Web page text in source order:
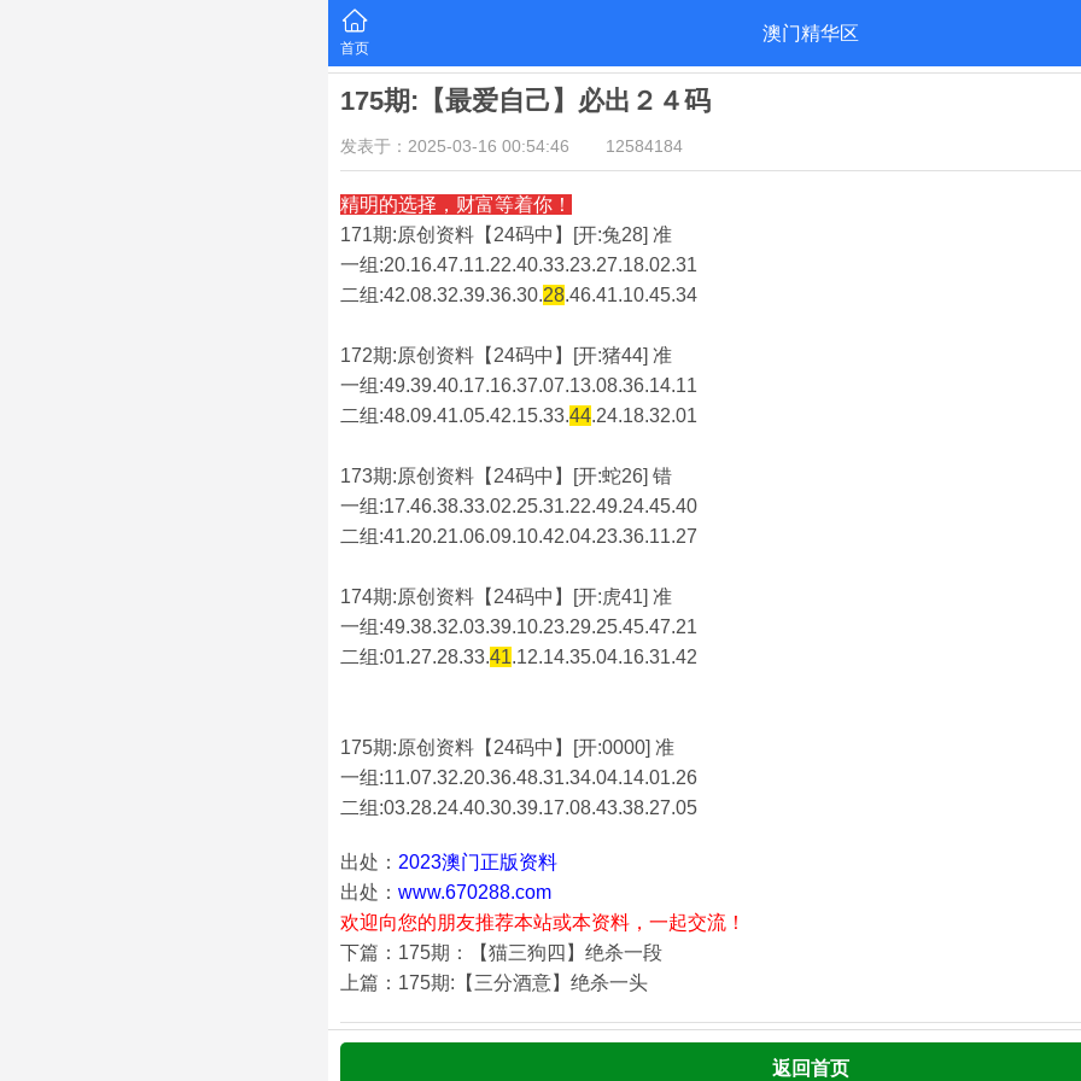
首页
澳门精华区
175期:【最爱自己】必出２４码
发表于：2025-03-16 00:54:46 12584184
精明的选择，财富等着你！
171期:原创资料【24码中】[开:兔28] 准
一组:20.16.47.11.22.40.33.23.27.18.02.31
二组:42.08.32.39.36.30.28.46.41.10.45.34
172期:原创资料【24码中】[开:猪44] 准
一组:49.39.40.17.16.37.07.13.08.36.14.11
二组:48.09.41.05.42.15.33.44.24.18.32.01
173期:原创资料【24码中】[开:蛇26] 错
一组:17.46.38.33.02.25.31.22.49.24.45.40
二组:41.20.21.06.09.10.42.04.23.36.11.27
174期:原创资料【24码中】[开:虎41] 准
一组:49.38.32.03.39.10.23.29.25.45.47.21
二组:01.27.28.33.41.12.14.35.04.16.31.42
175期:原创资料【24码中】[开:0000] 准
一组:11.07.32.20.36.48.31.34.04.14.01.26
二组:03.28.24.40.30.39.17.08.43.38.27.05
出处： 2023澳门正版资料
出处： www.670288.com
欢迎向您的朋友推荐本站或本资料，一起交流！
下篇：175期：【猫三狗四】绝杀一段
上篇：175期:【三分酒意】绝杀一头
返回首页